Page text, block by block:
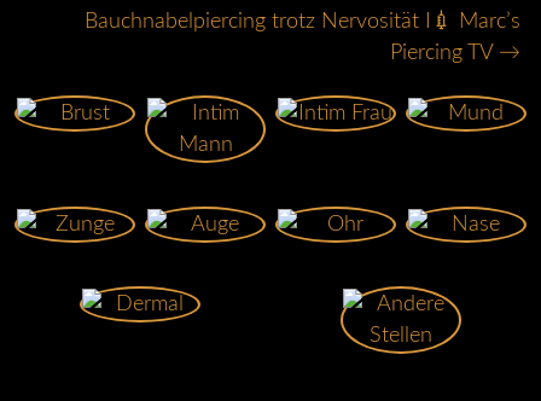
Bauchnabelpiercing trotz Nervosität I💉 Marc’s
Piercing TV →